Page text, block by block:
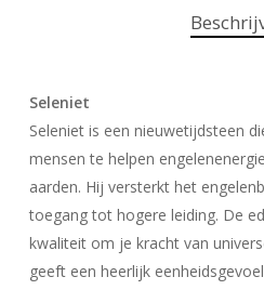
Seleniet
Seleniet is een nieuwetijdsteen
mensen te helpen
aarden. Hij versterkt het
toegang tot hogere leiding. De
kwaliteit om je kracht van
geeft een heerlijk